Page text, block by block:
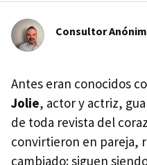
Consultor
Antes eran conocidos
Jolie, actor y actriz,
de toda revista del
convirtieron en pareja,
cambiado: siguen